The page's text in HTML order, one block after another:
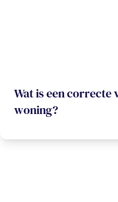
Wat is een
woning?